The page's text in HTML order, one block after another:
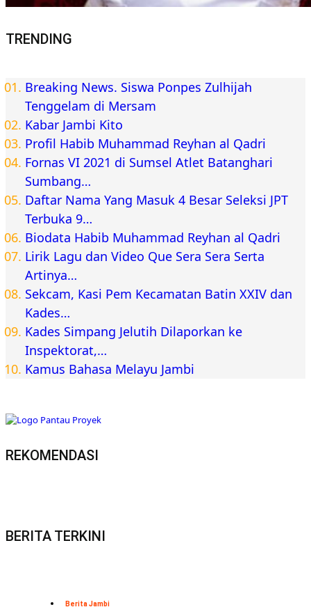
TRENDING
Breaking News. Siswa Ponpes Zulhijah
Tenggelam di Mersam
Kabar Jambi Kito
Profil Habib Muhammad Reyhan al Qadri
Fornas VI 2021 di Sumsel Atlet Batanghari
Sumbang…
Daftar Nama Yang Masuk 4 Besar Seleksi JPT
Terbuka 9…
Biodata Habib Muhammad Reyhan al Qadri
Lirik Lagu dan Video Que Sera Sera Serta
Artinya…
Sekcam, Kasi Pem Kecamatan Batin XXIV dan
Kades…
Kades Simpang Jelutih Dilaporkan ke
Inspektorat,…
Kamus Bahasa Melayu Jambi
REKOMENDASI
BERITA TERKINI
Berita Jambi